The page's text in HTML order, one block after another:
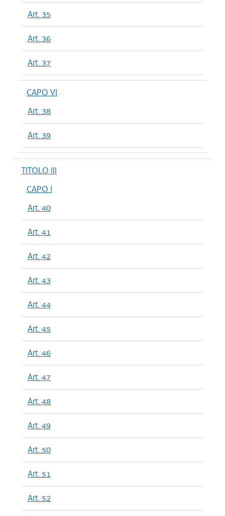
Art. 35
Art. 36
Art. 37
CAPO VI
Art. 38
Art. 39
TITOLO III
CAPO I
Art. 40
Art. 41
Art. 42
Art. 43
Art. 44
Art. 45
Art. 46
Art. 47
Art. 48
Art. 49
Art. 50
Art. 51
Art. 52